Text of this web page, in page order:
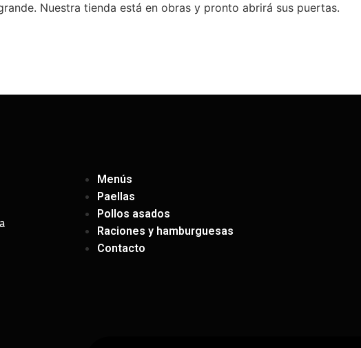
Nuestra tienda está en obras y pronto abrirá sus puertas.
Menús
Paellas
Pollos asados
Raciones y hamburguesas
Contacto